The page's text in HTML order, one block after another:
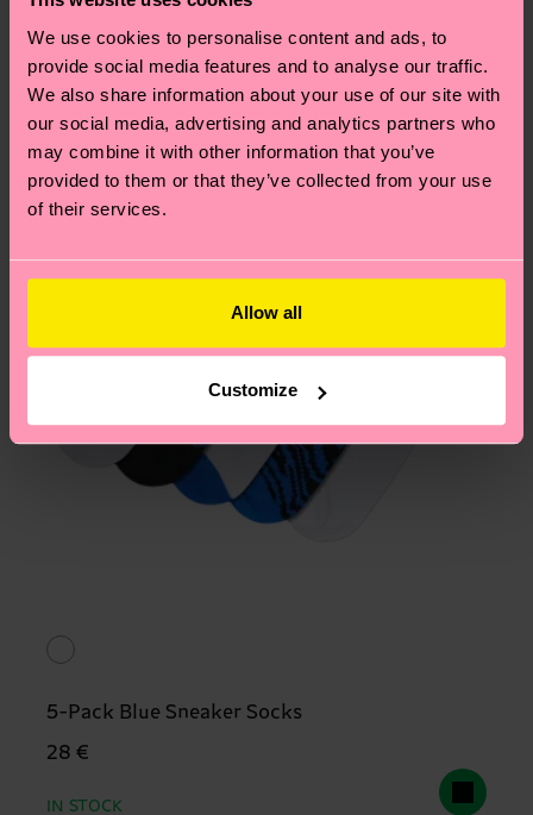
We use cookies to personalise content and ads, to
provide social media features and to analyse our traffic.
We also share information about your use of our site with
our social media, advertising and analytics partners who
may combine it with other information that you’ve
provided to them or that they’ve collected from your use
of their services.
Allow all
Customize
conseils et astuces, rendez-vous sur notre page
Développement durable.
Vous avez des questions sur les retours ? Visitez
notre pageRetourpour trouver les réponses aux
questions les plus fréquemment posées.
Nous pensons que vous aimerez
Nouveau
5-Pack Blue Sneaker Socks
28 €
IN STOCK